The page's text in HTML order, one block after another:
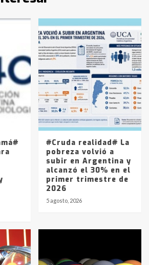
del lunes
en Ruta 5: falleció un
Trenque Lauquen
de los combustibles en
desde YPF hasta Axion
857 a 1338 pesos
#Cruda realidad# La
pobreza volvió a
subir en Argentina y
alcanzó el 30% en el
primer trimestre de
2026
5 agosto, 2026